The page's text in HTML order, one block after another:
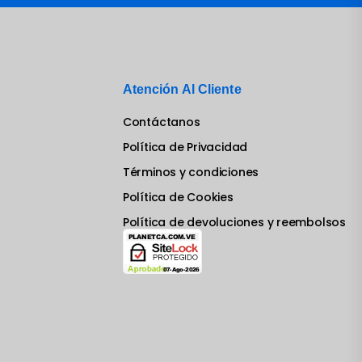
Atención Al Cliente
Contáctanos
Política de Privacidad
Términos y condiciones
Política de Cookies
Política de devoluciones y reembolsos